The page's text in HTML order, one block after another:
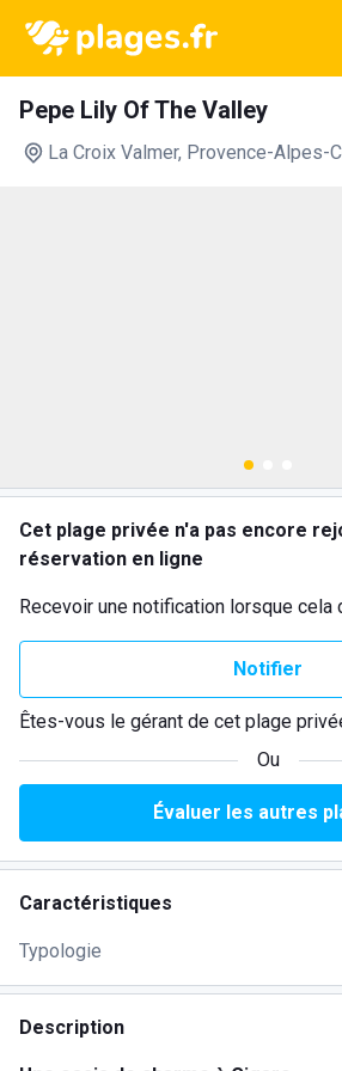
Pepe Lily Of The Valley
La Croix Valmer, Provence-Alpes-
Cet plage privée n'a pas encore
réservation en ligne
Recevoir une notification lorsque
Notifier
Êtes-vous le gérant de cet plage
Ou
Évaluer les autres
Caractéristiques
Typologie
Description